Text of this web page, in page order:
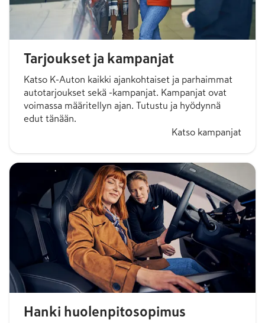
Tarjoukset ja kampanjat
Katso K-Auton kaikki ajankohtaiset ja parhaimmat
autotarjoukset sekä -kampanjat. Kampanjat ovat
voimassa määritellyn ajan. Tutustu ja hyödynnä
edut tänään.
Katso kampanjat
Hanki huolenpitosopimus